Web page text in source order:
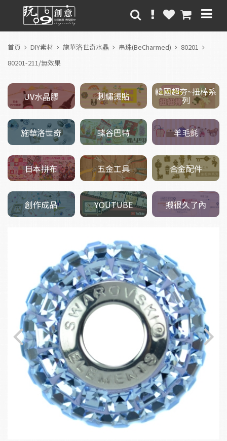
首頁 DIY素材 施華洛世奇水晶 串珠(BeCharmed)
80201
80201-211/無效果
UV水晶膠 刺繡燙貼 韓國超夯~扭棒系
列
施華洛世奇 蝶谷巴特 羊毛氈
日本拼布 五金工具 合金配件
創作成品 YOUTUBE 搬很久了內